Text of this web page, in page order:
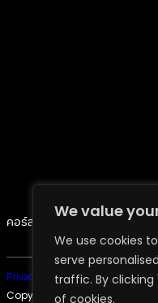
We value
We use cookies
serve
traffic. By
of cookies.
คอร์สเรียน บรรยากาศกา
Privacy Policy | Terms &
Copyright ©2026 Asia Media